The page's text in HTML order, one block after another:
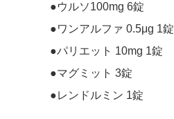
●ウルソ100mg 6錠
●ワンアルファ 0.5μg 1錠
●パリエット 10mg 1錠
●マグミット 3錠
●レンドルミン 1錠